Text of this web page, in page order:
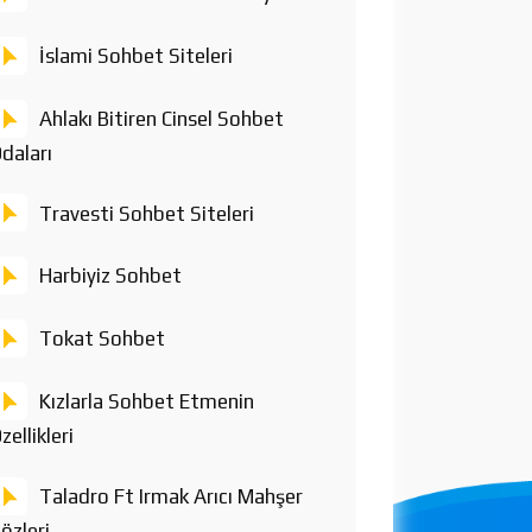
İslami Sohbet Siteleri
Ahlakı Bitiren Cinsel Sohbet
Travesti Sohbet Siteleri
Harbiyiz Sohbet
Tokat Sohbet
Kızlarla Sohbet Etmenin
Taladro Ft Irmak Arıcı Mahşer